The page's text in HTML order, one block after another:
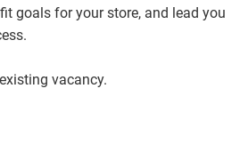
goals for your store, and lead you
vacancy.